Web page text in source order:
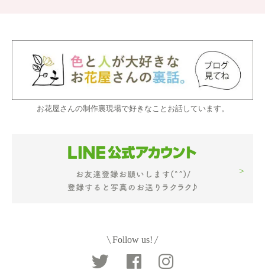
お花屋さんの制作裏現場で好きなことお話しています。
Follow us!